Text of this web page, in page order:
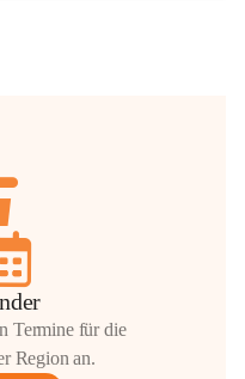
Termine für die
Region an.